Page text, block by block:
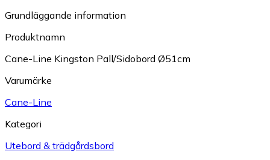
Grundläggande information
Produktnamn
Cane-Line Kingston Pall/Sidobord Ø51cm
Varumärke
Cane-Line
Kategori
Utebord & trädgårdsbord